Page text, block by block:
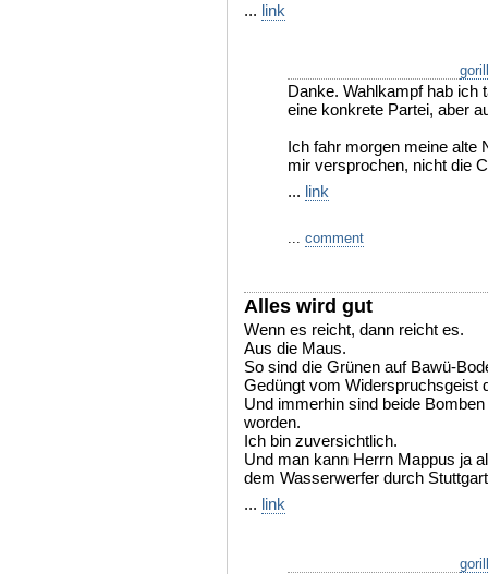
... link
Danke. Wahlkampf hab ich
eine konkrete Partei, aber
Ich fahr morgen meine alte
mir versprochen, nicht die
... link
... comment
Alles wird gut
Wenn es reicht, dann reicht es.
Aus die Maus.
So sind die Grünen auf Bawü-
Gedüngt vom Widerspruchsgeist
Und immerhin sind beide
worden.
Ich bin zuversichtlich.
Und man kann Herrn Mappus ja
dem Wasserwerfer durch
... link